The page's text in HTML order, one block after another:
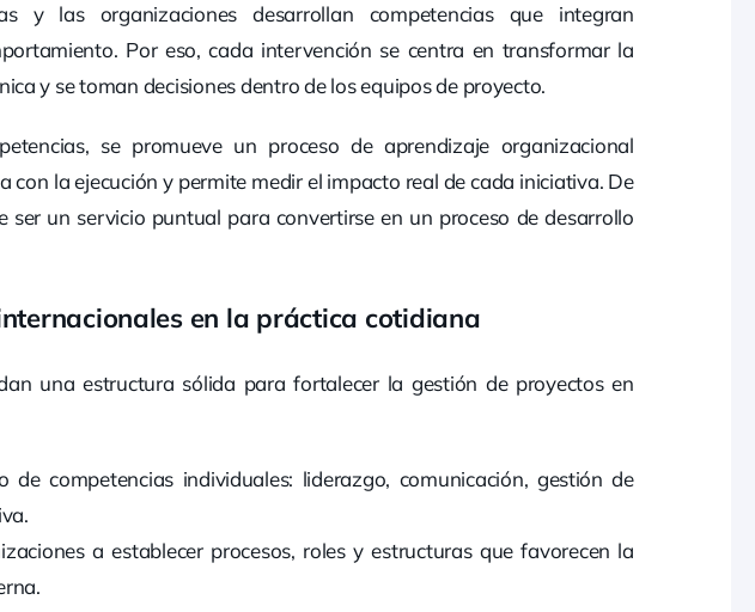
y las organizaciones desarrollan competencias que integran
Por eso, cada intervención se centra en transformar la
y se toman decisiones dentro de los equipos de proyecto.
se promueve un proceso de aprendizaje organizacional
con la ejecución y permite medir el impacto real de cada iniciativa. De
ser un servicio puntual para convertirse en un proceso de desarrollo
en la práctica cotidiana
una estructura sólida para fortalecer la gestión de proyectos en
de competencias individuales: liderazgo, comunicación, gestión de
a establecer procesos, roles y estructuras que favorecen la